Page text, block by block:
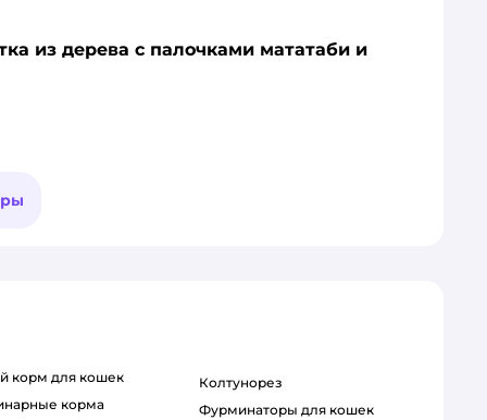
из дерева с палочками мататаби и
корм для кошек
корма
колтунорез
фурминаторы для кошек